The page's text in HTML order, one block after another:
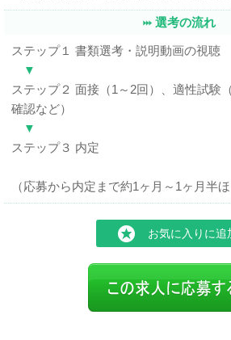
選考の流れ
ステップ１ 書類選考・説明動画の視聴
▼
ステップ２ 面接（1～2回）、適性試験
確認など）
▼
ステップ３ 内定
（応募から内定まで約1ヶ月～1ヶ月半
お気に入りに追